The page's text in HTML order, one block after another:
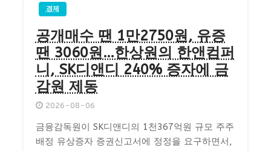
경제
공개매수 땐 1만2750원, 유증
땐 3060원…한상원의 한앤컴퍼
니, SK디앤디 240% 증자에 금
감원 제동
2026-08-06
금융감독원이 SK디앤디의 1천367억원 규모 주주
배정 유상증자 증권신고서에 정정을 요구하면서,